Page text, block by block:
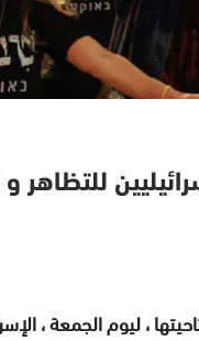
للتظاهر و
، ليوم الجمعة ،